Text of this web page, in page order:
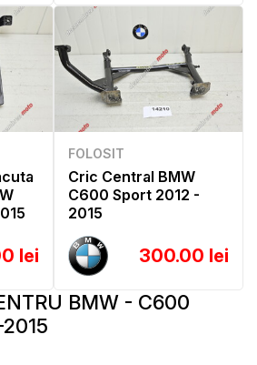
lei
FOLOSIT
Cric Central BMW
C600 Sport 2012 -
2015
300.00 lei
BMW - C600